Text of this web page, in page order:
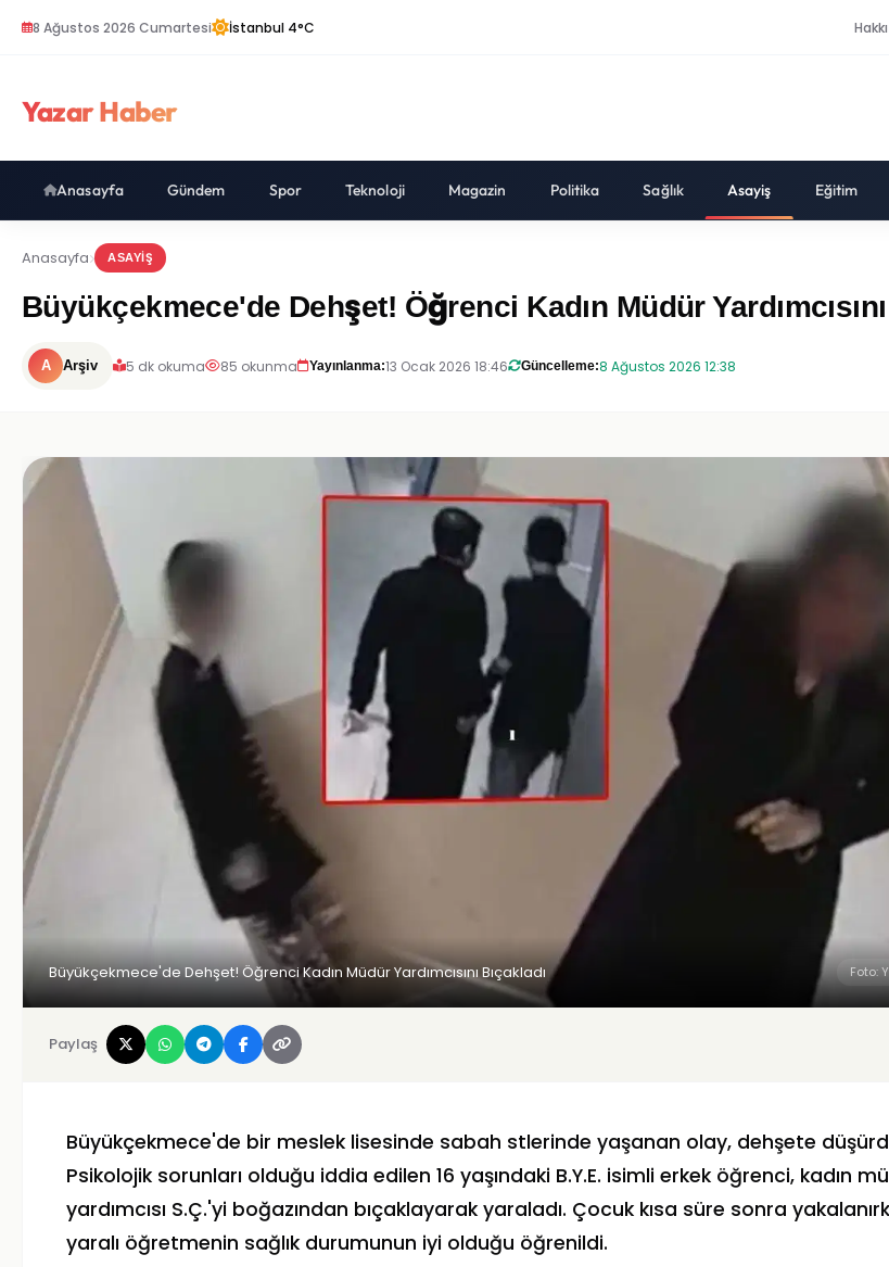
8 Ağustos 2026 Cumartesi İstanbul 4°C
Yazar Haber
Anasayfa Gündem Spor Teknoloji Magazin Politika Sağlık Asayiş Eğitim
Anasayfa ASAYIŞ
Büyükçekmece'de Dehşet! Öğrenci Kadın Müdür Yardımcısını
A Arşiv 5 dk okuma 85 okunma Yayınlanma:13 Ocak 2026 18:46 Güncelleme:8 Ağustos 2026 12:38
Büyükçekmece'de Dehşet! Öğrenci Kadın Müdür Yardımcısını Bıçakladı Foto:
Paylaş
Büyükçekmece'de bir meslek lisesinde sabah stlerinde yaşanan olay, dehşete
Psikolojik sorunları olduğu iddia edilen 16 yaşındaki B.Y.E. isimli erkek öğrenci, kadın
yardımcısı S.Ç.'yi boğazından bıçaklayarak yaraladı. Çocuk kısa süre sonra
yaralı öğretmenin sağlık durumunun iyi olduğu öğrenildi.